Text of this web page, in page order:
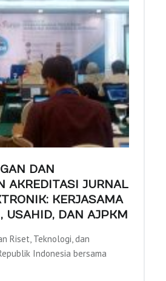
A
L
P
E
N
G
A
B
D
I
A
N
K
E
P
DAN
AKREDITASI JURNAL
KERJASAMA
USAHID, DAN AJPKM
Riset, Teknologi, dan
Indonesia bersama